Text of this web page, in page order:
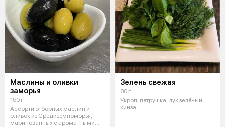
Маслины и оливки
заморья
150 г
Ассорти отборных маслин и
оливок из Средиземноморья,
маринованных с ароматными
Зелень свежая
80 г
Укроп, петрушка, лук зелёный,
кинза